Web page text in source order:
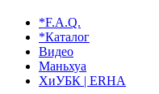
*F.A.Q.
*Каталог
Видео
Маньхуа
ХиУБК | ERHA